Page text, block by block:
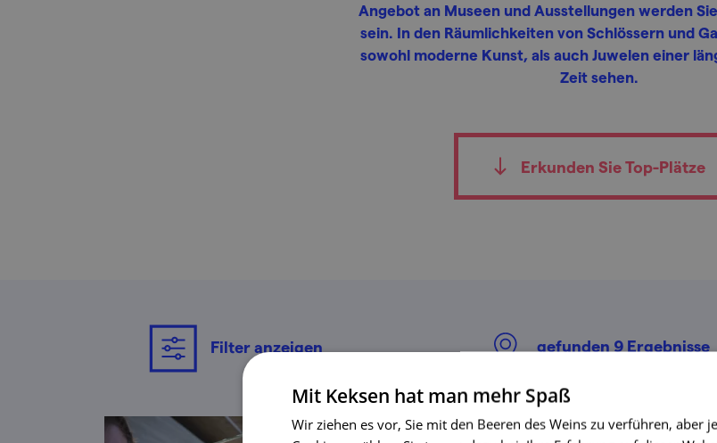
Angebot an Museen und Ausstellungen werden
sein. In den Räumlichkeiten von Schlössern und
sowohl moderne Kunst, als auch Juwelen einer
Zeit sehen.
Erkunden Sie Top-Plätze
Filter anzeigen gefunden 9Ergebnisse
Mit Keksen hat man mehr Spaß
Wir ziehen es vor, Sie mit den Beeren des Weins zu verführen, aber